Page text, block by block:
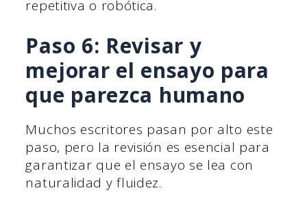
repetitiva o robótica.
Paso 6: Revisar y
mejorar el ensayo para
que parezca humano
Muchos escritores pasan por alto este
paso, pero la revisión es esencial para
garantizar que el ensayo se lea con
naturalidad y fluidez.